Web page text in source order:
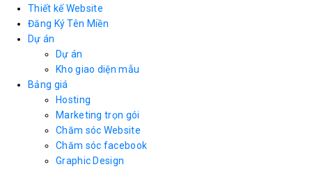
Thiết kế Website
Đăng Ký Tên Miền
Dự án
Dự án
Kho giao diện mẫu
Bảng giá
Hosting
Marketing trọn gói
Chăm sóc Website
Chăm sóc facebook
Graphic Design